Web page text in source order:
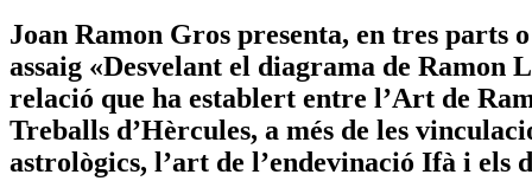
Joan Ramon Gros presenta, en tres parts
assaig «Desvelant el diagrama de Ramon
relació que ha establert entre l’Art de
Treballs d’Hèrcules, a més de les
astrològics, l’art de l’endevinació Ifà i els